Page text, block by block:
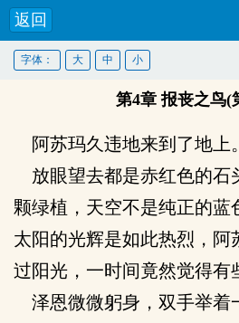
返回
字体： 大 中 小
第4章 报丧之鸟(
阿苏玛久违地来到了地上。
放眼望去都是赤红色的石
颗绿植，天空不是纯正的蓝
太阳的光辉是如此热烈，阿
过阳光，一时间竟然觉得有
泽恩微微躬身，双手举着